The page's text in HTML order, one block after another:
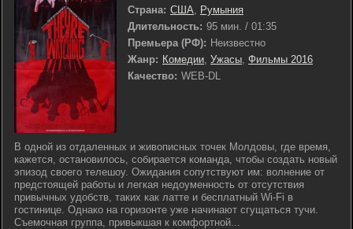
Страна: США, Румыния
Длительность: 95 мин. / 01:35
Премьера (РФ): Неизвестно
Жанр: Комедии, Ужасы, Фильмы 2016
Качество: WEB-DL
В одной из отдаленных и живописных точек Молдовы, где время,
кажется, остановилось, собирается команда, чтобы создать новый
эпизод своего телешоу. Ожидания сопутствуют им: волнение от
предстоящей работы и легкая недоуменность от отсутствия
привычных удобств, таких как латте и бесплатный Wi-Fi в
гостинице. Однако на горизонте уже начинают сгущаться тучи.
Съемочная группа, привыкшая к комфортной...